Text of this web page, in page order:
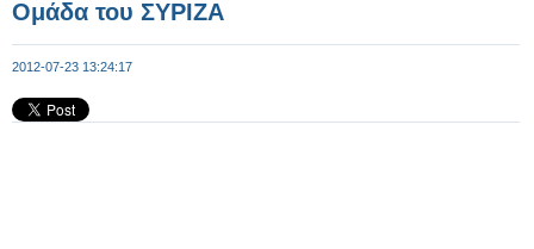
Ομάδα του ΣΥΡΙΖΑ
2012-07-23 13:24:17